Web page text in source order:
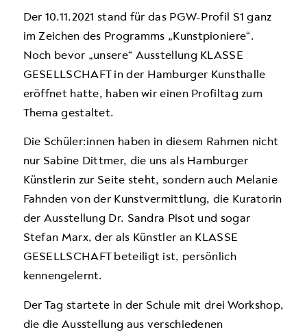
Der 10.11.2021 stand für das PGW-Profil S1 ganz
im Zeichen des Programms „Kunstpioniere“.
Noch bevor „unsere“ Ausstellung KLASSE
GESELLSCHAFT in der Hamburger Kunsthalle
eröffnet hatte, haben wir einen Profiltag zum
Thema gestaltet.
Die Schüler:innen haben in diesem Rahmen nicht
nur Sabine Dittmer, die uns als Hamburger
Künstlerin zur Seite steht, sondern auch Melanie
Fahnden von der Kunstvermittlung, die Kuratorin
der Ausstellung Dr. Sandra Pisot und sogar
Stefan Marx, der als Künstler an KLASSE
GESELLSCHAFT beteiligt ist, persönlich
kennengelernt.
Der Tag startete in der Schule mit drei Workshop,
die die Ausstellung aus verschiedenen